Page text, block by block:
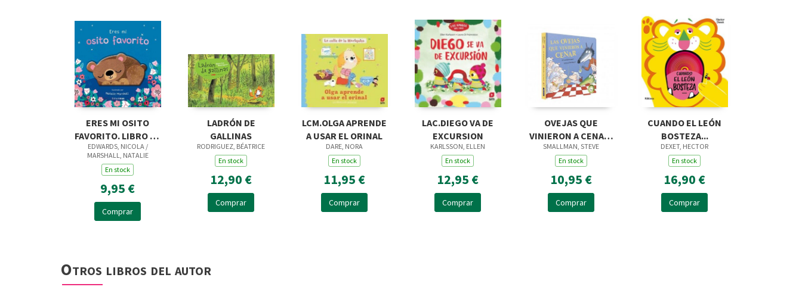
ERES MI OSITO
FAVORITO. LIBRO DE
CARTON CON
TROQUE
EDWARDS, NICOLA /
MARSHALL, NATALIE
En stock
9,95 €
Comprar
LADRÓN DE
GALLINAS
RODRIGUEZ, BÉATRICE
En stock
12,90 €
Comprar
LCM.OLGA APRENDE
A USAR EL ORINAL
DARE, NORA
En stock
11,95 €
Comprar
LAC.DIEGO VA DE
EXCURSION
KARLSSON, ELLEN
En stock
12,95 €
Comprar
OVEJAS QUE
VINIERON A CENAR,
LAS CARTON
SMALLMAN, STEVE
En stock
10,95 €
Comprar
CUANDO EL LEÓN
BOSTEZA...
DEXET, HECTOR
En stock
16,90 €
Comprar
Otros libros del autor